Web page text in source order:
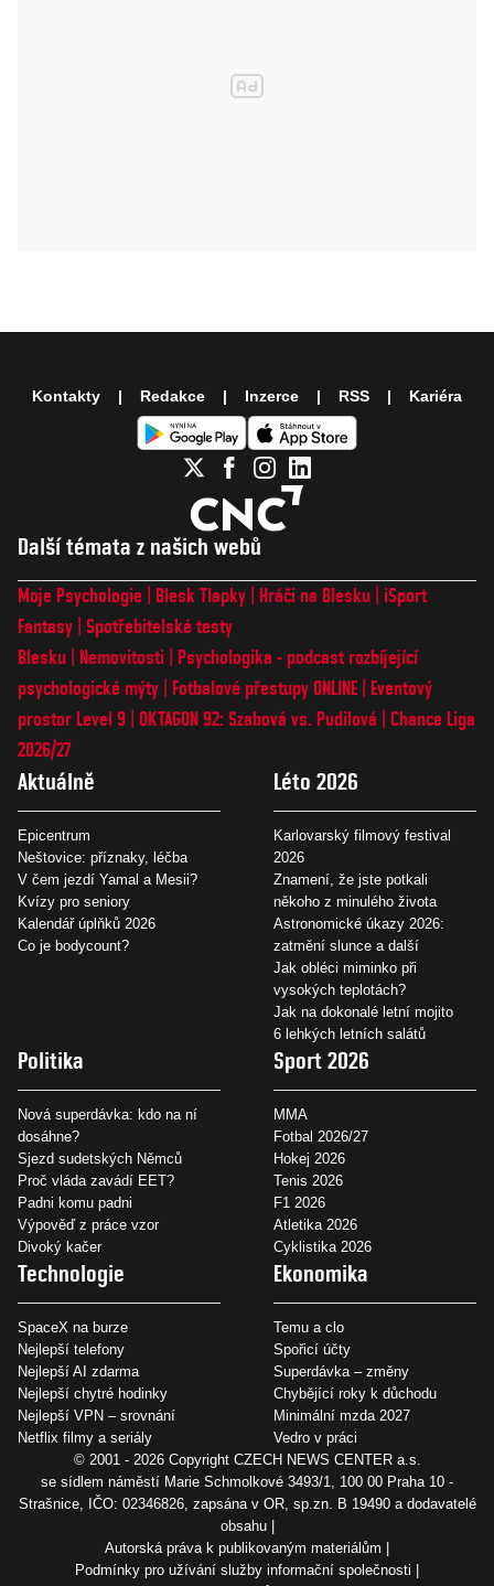
Další témata z našich webů
Moje Psychologie Blesk Tlapky Hráči na Blesku
iSport
Fantasy Spotřebitelské testy
Blesku
Nemovitosti
Psychologika - podcast rozbíjející
psychologické mýty
Fotbalové přestupy ONLINE
Eventový
prostor Level 9 OKTAGON 92: Szabová vs. Pudilová
Chance Liga
2026/27
Aktuálně
Epicentrum
Neštovice: příznaky, léčba
V čem jezdí Yamal a Mesii?
Kvízy pro seniory
Kalendář úplňků 2026
Co je bodycount?
Léto 2026
Karlovarský filmový festival
2026
Znamení, že jste potkali
někoho z minulého života
Astronomické úkazy 2026:
zatmění slunce a další
Jak obléci miminko při
vysokých teplotách?
Jak na dokonalé letní mojito
6 lehkých letních salátů
Politika
Nová superdávka: kdo na ní
dosáhne?
Sjezd sudetských Němců
Proč vláda zavádí EET?
Padni komu padni
Výpověď z práce vzor
Divoký kačer
Sport 2026
MMA
Fotbal 2026/27
Hokej 2026
Tenis 2026
F1 2026
Atletika 2026
Cyklistika 2026
Technologie
SpaceX na burze
Nejlepší telefony
Nejlepší AI zdarma
Nejlepší chytré hodinky
Nejlepší VPN – srovnání
Netflix filmy a seriály
Ekonomika
Temu a clo
Spořicí účty
Superdávka – změny
Chybějící roky k důchodu
Minimální mzda 2027
Vedro v práci
Kontakty Redakce Inzerce RSS Kariéra
© 2001 - 2026 Copyright CZECH NEWS CENTER a.s.
se sídlem náměstí Marie Schmolkové 3493/1, 100 00 Praha 10 -
Strašnice, IČO: 02346826, zapsána v OR, sp.zn. B 19490 a dodavatelé
obsahu
Autorská práva k publikovaným materiálům
Podmínky pro užívání služby informační společnosti